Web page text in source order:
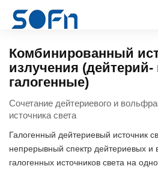
Комбинированный
излучения
галогенные)
Сочетание дейтериевого и
источника света
Галогенный дейтериевый источник
непрерывный спектр дейтериевых
галогенных источников света на